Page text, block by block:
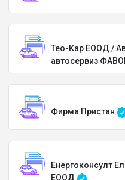
Тео-Кар ЕООД /
автосервиз
Фирма Пристан
Енергоконсулт
ЕООД